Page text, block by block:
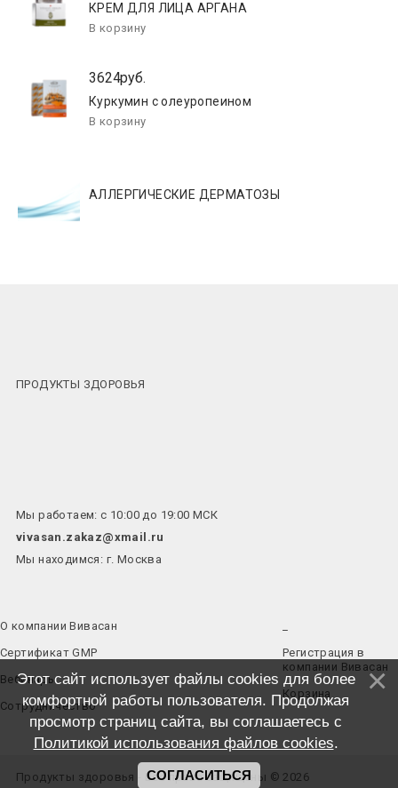
КРЕМ ДЛЯ ЛИЦА АРГАНА
3624руб.
Куркумин с олеуропеином
АЛЛЕРГИЧЕСКИЕ ДЕРМАТОЗЫ
ПРОДУКТЫ ЗДОРОВЬЯ
Мы работаем: с 10:00 до 19:00 МСК
vivasan.zakaz@xmail.ru
Мы находимся: г. Москва
О компании Вивасан
Сертификат GMP
Вебинары
Сотрудничество
Регистрация в
компании Вивасан
Корзина
Продукты здоровья - Все права защищены © 2026
Этот сайт использует файлы cookies для более
комфортной работы пользователя. Продолжая
просмотр страниц сайта, вы соглашаетесь с
Политикой использования файлов cookies.
СОГЛАСИТЬСЯ